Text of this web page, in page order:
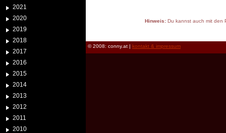
2021
2020
2019
2018
2017
2016
2015
2014
2013
2012
2011
2010
Hinweis:Du kannst auch mit den
© 2008: conny.at | kontakt & impressum